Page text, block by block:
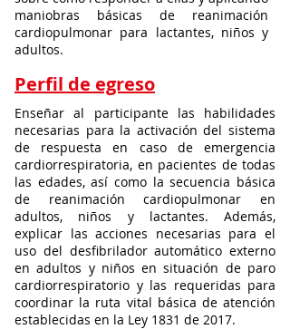
maniobras básicas de reanimación
cardiopulmonar para lactantes, niños y
adultos.
Perfil de egreso
Enseñar al participante las habilidades
necesarias para la activación del sistema
de respuesta en caso de emergencia
cardiorrespiratoria, en pacientes de todas
las edades, así como la secuencia básica
de reanimación cardiopulmonar en
adultos, niños y lactantes. Además,
explicar las acciones necesarias para el
uso del desfibrilador automático externo
en adultos y niños en situación de paro
cardiorrespiratorio y las requeridas para
coordinar la ruta vital básica de atención
establecidas en la Ley 1831 de 2017.